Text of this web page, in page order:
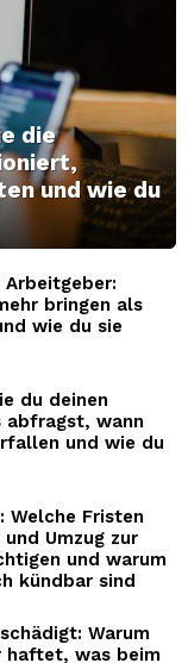
die
und wie du
bringen als
wie du sie
du deinen
abfragst, wann
und wie du
Welche Fristen
Umzug zur
und warum
kündbar sind
Warum
haftet, was beim